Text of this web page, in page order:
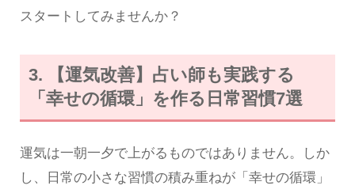
スタートしてみませんか？
3. 【運気改善】占い師も実践する
「幸せの循環」を作る日常習慣7選
運気は一朝一夕で上がるものではありません。しか
し、日常の小さな習慣の積み重ねが「幸せの循環」